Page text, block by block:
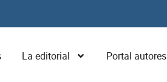
La editorial Portal autores